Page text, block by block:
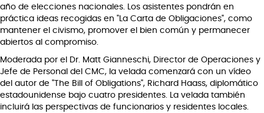
año de elecciones nacionales. Los asistentes pondrán en
práctica ideas recogidas en "La Carta de Obligaciones", como
mantener el civismo, promover el bien común y permanecer
abiertos al compromiso.
Moderada por el Dr. Matt Gianneschi, Director de Operaciones y
Jefe de Personal del CMC, la velada comenzará con un vídeo
del autor de "The Bill of Obligations", Richard Haass, diplomático
estadounidense bajo cuatro presidentes. La velada también
incluirá las perspectivas de funcionarios y residentes locales.